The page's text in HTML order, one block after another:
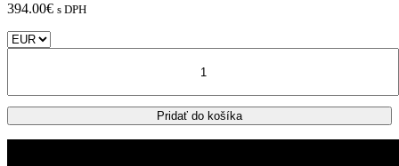
394.00€ s DPH
Pridať do košíka